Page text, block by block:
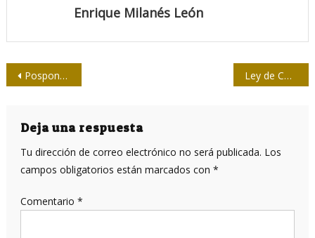
Enrique Milanés León
Navegación
entradas
Posponen en Cuba aprobación de Ley de Comunicación Social Ley de Comunicación, más debate todavía
Deja una respuesta
Tu dirección de correo electrónico no será publicada. Los
campos obligatorios están marcados con *
Comentario *